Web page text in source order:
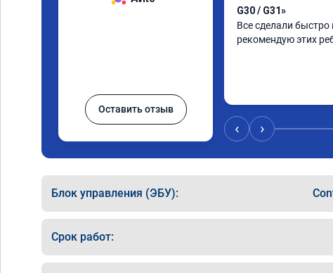
Оставить отзыв
G30 / G31»
Все сделали
рекомендую этих
‹ ›
Блок управления (ЭБУ):
Срок работ: